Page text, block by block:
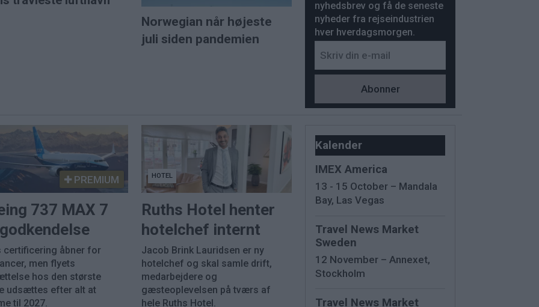
Norwegian når højeste
juli siden pandemien
nyhedsbrev og få de seneste
nyheder fra rejseindustrien
hver hverdagsmorgen.
PREMIUM
737 MAX 7
certificering åbner for
men flyets
hos den største
udsættes efter alt at
til 2027.
HOTEL
Ruths Hotel henter
hotelchef internt
Jacob Brink Lauridsen er ny
hotelchef og skal samle drift,
medarbejdere og
gæsteoplevelsen på tværs af
hele Ruths Hotel.
Kalender
IMEX America
13 - 15 October – Mandala
Bay, Las Vegas
Travel News Market
Sweden
12 November – Annexet,
Stockholm
Travel News Market